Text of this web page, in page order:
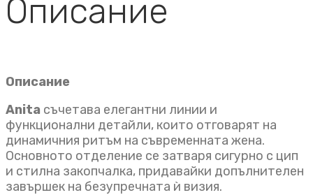
Описание
Описание
Anita съчетава елегантни линии и
функционални детайли, които отговарят на
динамичния ритъм на съвременната жена.
Основното отделение се затваря сигурно с цип
и стилна закопчалка, придавайки допълнителен
завършек на безупречната ѝ визия.